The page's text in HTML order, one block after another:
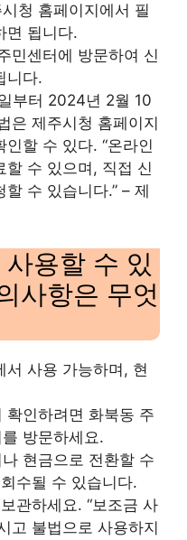
청 홈페이지에서 필
면 됩니다.
민센터에 방문하여 신
니다.
부터 2024년 2월 10
은 제주시청 홈페이지
할 수 있다. “온라인
할 수 있으며, 직접 신
수 있습니다.” – 제
용할 수 있
사항은 무엇
서 사용 가능하며, 현
확인하려면 화북동 주
방문하세요.
현금으로 전환할 수
수될 수 있습니다.
관하세요. “보조금 사
고 불법으로 사용하지